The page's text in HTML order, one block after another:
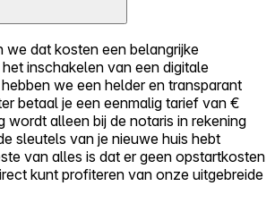
we dat kosten een belangrijke
inschakelen van een digitale
we een helder en transparant
betaal je een eenmalig tarief van €
wordt alleen bij de notaris in rekening
sleutels van je nieuwe huis hebt
van alles is dat er geen opstartkosten
kunt profiteren van onze uitgebreide